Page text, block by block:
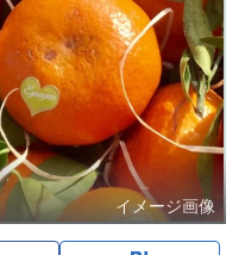
イメージ画像